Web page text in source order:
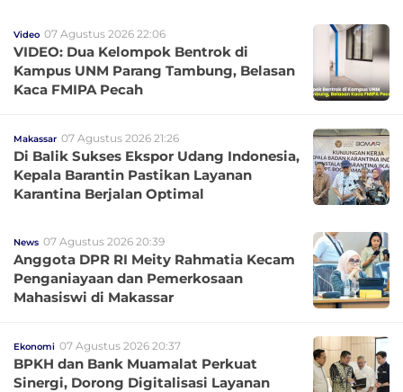
Video 07 Agustus 2026 22:06
VIDEO: Dua Kelompok Bentrok di
Kampus UNM Parang Tambung, Belasan
Kaca FMIPA Pecah
Makassar 07 Agustus 2026 21:26
Di Balik Sukses Ekspor Udang Indonesia,
Kepala Barantin Pastikan Layanan
Karantina Berjalan Optimal
News 07 Agustus 2026 20:39
Anggota DPR RI Meity Rahmatia Kecam
Penganiayaan dan Pemerkosaan
Mahasiswi di Makassar
Ekonomi 07 Agustus 2026 20:37
BPKH dan Bank Muamalat Perkuat
Sinergi, Dorong Digitalisasi Layanan